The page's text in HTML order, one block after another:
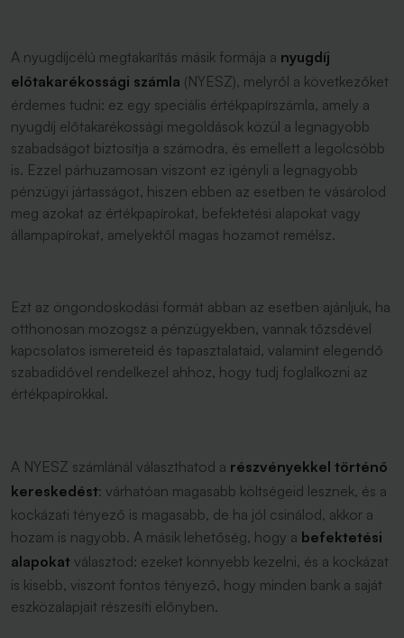
A nyugdíjcélú megtakarítás másik formája a nyugdíj
előtakarékossági számla (NYESZ), melyről a következőket
érdemes tudni: ez egy speciális értékpapírszámla, amely a
nyugdíj előtakarékossági megoldások közül a legnagyobb
szabadságot biztosítja a számodra, és emellett a legolcsóbb
is. Ezzel párhuzamosan viszont ez igényli a legnagyobb
pénzügyi jártasságot, hiszen ebben az esetben te vásárolod
meg azokat az értékpapírokat, befektetési alapokat vagy
állampapírokat, amelyektől magas hozamot remélsz.
Ezt az öngondoskodási formát abban az esetben ajánljuk, ha
otthonosan mozogsz a pénzügyekben, vannak tőzsdével
kapcsolatos ismereteid és tapasztalataid, valamint elegendő
szabadidővel rendelkezel ahhoz, hogy tudj foglalkozni az
értékpapírokkal.
A NYESZ számlánál választhatod a részvényekkel történő
kereskedést: várhatóan magasabb költségeid lesznek, és a
kockázati tényező is magasabb, de ha jól csinálod, akkor a
hozam is nagyobb. A másik lehetőség, hogy a befektetési
alapokat választod: ezeket könnyebb kezelni, és a kockázat
is kisebb, viszont fontos tényező, hogy minden bank a saját
eszközalapjait részesíti előnyben.